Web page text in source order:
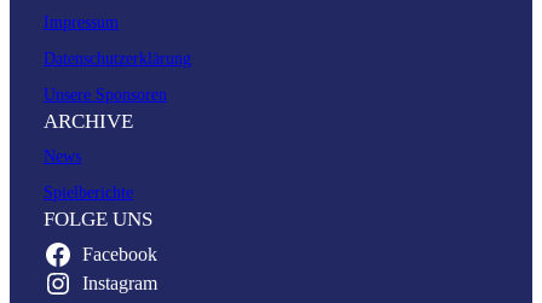
Impressum
Datenschutzerklärung
Unsere Sponsoren
ARCHIVE
News
Spielberichte
FOLGE UNS
Facebook
Instagram